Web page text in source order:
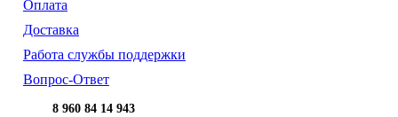
Оплата
Доставка
Работа службы поддержки
Вопрос-Ответ
8 960 84 14 943